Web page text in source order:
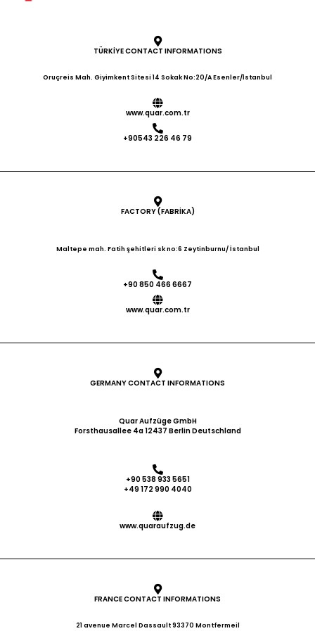
TÜRKİYE CONTACT INFORMATIONS
Oruçreis Mah. Giyimkent Sitesi 14 Sokak No:20/A Esenler/İstanbul
www.quar.com.tr
+90543 226 46 79
FACTORY (FABRİKA)
Maltepe mah. Fatih şehitleri sk no:6 Zeytinburnu/ İstanbul
+90 850 466 6667
www.quar.com.tr
GERMANY CONTACT INFORMATIONS
Quar Aufzüge GmbH
Forsthausallee 4a 12437 Berlin Deutschland
+90 538 933 5651
+49 172 990 4040
www.quaraufzug.de
FRANCE CONTACT INFORMATIONS
21 avenue Marcel Dassault 93370 Montfermeil